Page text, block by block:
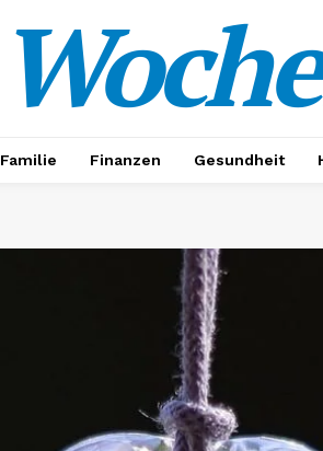
Familie Finanzen Gesundheit